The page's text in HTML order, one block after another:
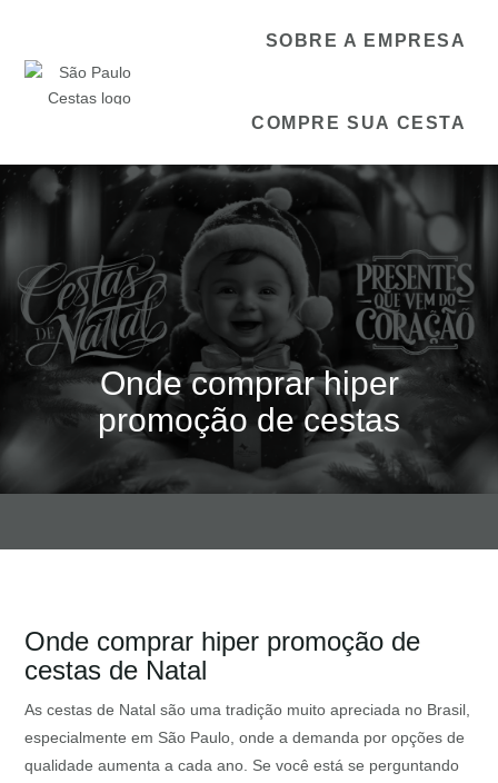
SOBRE A EMPRESA
COMPRE SUA CESTA
Onde comprar hiper
promoção de cestas
Onde comprar hiper promoção de
cestas de Natal
As cestas de Natal são uma tradição muito apreciada no Brasil,
especialmente em São Paulo, onde a demanda por opções de
qualidade aumenta a cada ano. Se você está se perguntando